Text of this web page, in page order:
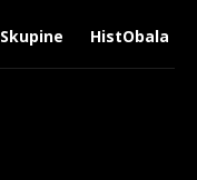
Skupine HistObala